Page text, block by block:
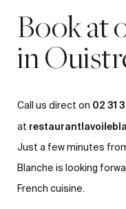
Book at
in
Call us direct on 02 31
at
Just a few minutes
Blanche is looking
French cuisine.